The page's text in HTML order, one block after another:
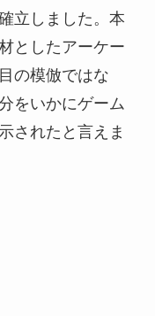
立しました。本
としたアーケー
の模倣ではな
をいかにゲーム
されたと言えま